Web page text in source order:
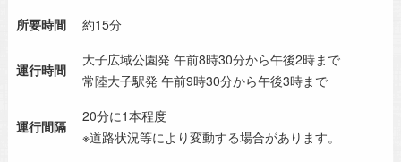
所要時間
約15分
運行時間
大子広域公園発 午前8時30分から午後2時まで
常陸大子駅発 午前9時30分から午後3時まで
運行間隔
20分に1本程度
※道路状況等により変動する場合があります。